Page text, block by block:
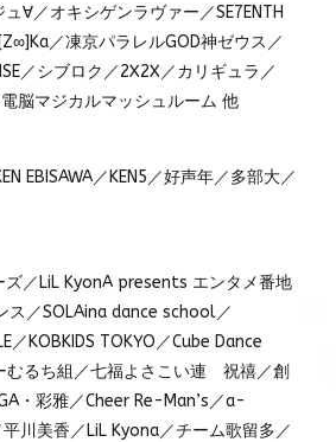
∀／オキシゲンラヴァー／SE7ENTH
／凍京パラレルGOD神ゼウス／
／シブロク／2X2X／カリギュラ／
脳マジカルマッシュルーム 他
EBISAWA／KEN5／好声年／多部大／
ズ／LiL KyonA presents エンタメ番地
ス／SOLAina dance school／
／KOBKIDS TOKYO／Cube Dance
むるち組／七福よさこい連 祝禧／創
・彩雅／Cheer Re-Man’s／a-
川美香／LiL Kyona／チーム歌留多／